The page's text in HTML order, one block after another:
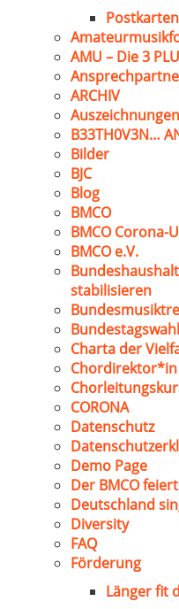
AMU – Die 3
ARCHIV
B33TH0V3N…
Bilder
BJC
Blog
BMCO
BMCO Corona-
BMCO e.V.
stabilisieren
Charta der
Chordirektor*in
CORONA
Datenschutz
Demo Page
Der BMCO
Deutschland
Diversity
FAQ
Förderung
Länger fit